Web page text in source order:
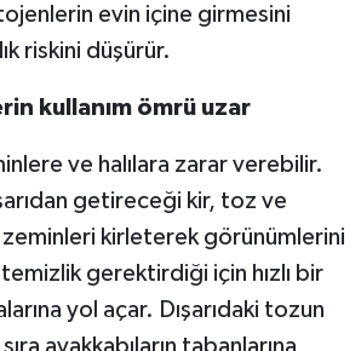
evin içine girmesini
riskini düşürür.
kullanım ömrü uzar
ve halılara zarar verebilir.
getireceği kir, toz ve
zeminleri kirleterek görünümlerini
gerektirdiği için hızlı bir
yol açar. Dışarıdaki tozun
ayakkabıların tabanlarına